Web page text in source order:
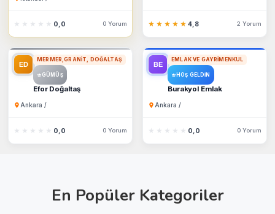
★★★★★
★★★★★ 0,0 0 Yorum ★★★★★
★★★★★ 4,8 2 Yorum
MERMER,GRANIT, DOĞALTAŞ
GÜMÜŞ
Efor Doğaltaş
Ankara /
★★★★★
★★★★★ 0,0 0 Yorum
EMLAK VE GAYRIMENKUL
HOŞ GELDIN
Burakyol Emlak
Ankara /
★★★★★
★★★★★ 0,0 0 Yorum
En Popüler Kategoriler